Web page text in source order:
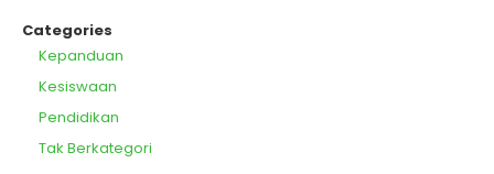
Categories
Kepanduan
Kesiswaan
Pendidikan
Tak Berkategori